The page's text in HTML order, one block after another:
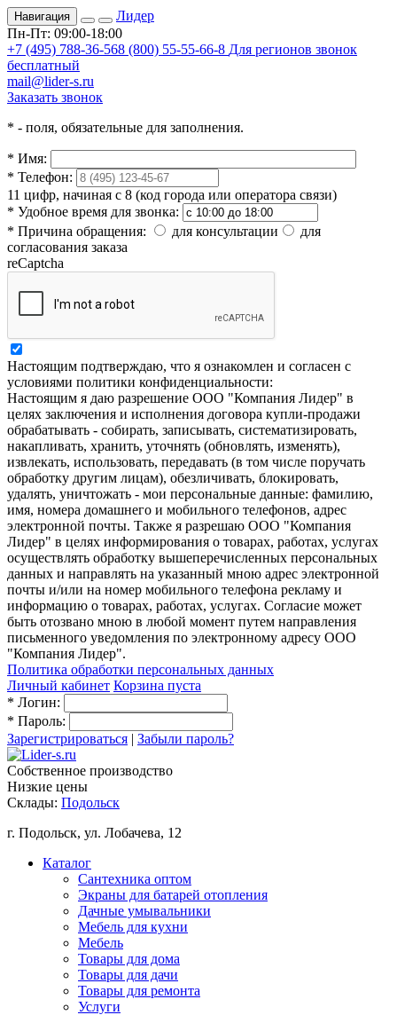
Навигация
Лидер
Пн-Пт: 09:00-18:00
+7 (495) 788-36-568 (800) 55-55-66-8 Для регионов звонок
бесплатный
mail@lider-s.ru
Заказать звонок
* - поля, обязательные для заполнения.
* Имя:
* Телефон:
11 цифр, начиная с 8 (код города или оператора связи)
* Удобное время для звонка:
* Причина обращения: для консультации
для
согласования заказа
reCaptcha
Настоящим подтверждаю, что я ознакомлен и согласен с
условиями политики конфиденциальности:
Настоящим я даю разрешение ООО "Компания Лидер" в
целях заключения и исполнения договора купли-продажи
обрабатывать - собирать, записывать, систематизировать,
накапливать, хранить, уточнять (обновлять, изменять),
извлекать, использовать, передавать (в том числе поручать
обработку другим лицам), обезличивать, блокировать,
удалять, уничтожать - мои персональные данные: фамилию,
имя, номера домашнего и мобильного телефонов, адрес
электронной почты. Также я разрешаю ООО "Компания
Лидер" в целях информирования о товарах, работах, услугах
осуществлять обработку вышеперечисленных персональных
данных и направлять на указанный мною адрес электронной
почты и/или на номер мобильного телефона рекламу и
информацию о товарах, работах, услугах. Согласие может
быть отозвано мною в любой момент путем направления
письменного уведомления по электронному адресу ООО
"Компания Лидер".
Политика обработки персональных данных
Личный кабинет Корзина пуста
* Логин:
* Пароль:
Зарегистрироваться | Забыли пароль?
Собственное производство
Низкие цены
Склады: Подольск
г. Подольск, ул. Лобачева, 12
Каталог
Сантехника оптом
Экраны для батарей отопления
Дачные умывальники
Мебель для кухни
Мебель
Товары для дома
Товары для дачи
Товары для ремонта
Услуги